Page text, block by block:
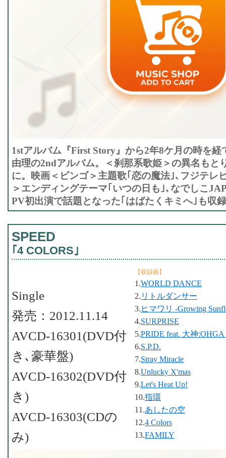
1stアルバム『First Story』から2年8ケ月の時を経
由理の2ndアルバム。＜刹那系歌姫＞の異名もと
に。映画＜ビンゴ＞主題歌｢恋の魔法｣､フジテレ
＞エンディングテーマ｢いつの日も｣､なでしこ
PV初出演で話題となった｢はばたくキミへ｣も収
SPEED
｢4 COLORS｣
【収録曲】
1.WORLD DANCE
2. リトルダンサー
3. ヒマワリ -Growing
4.SURPRISE
5.PRIDE feat. 大神:OHGA
6.S.P.D.
7.Stray Miracle
8.Unlucky X'mas
9.Let's Heat Up!
10.指環
11.あしたの空
12.4 Colors
13.FAMILY
Single
発売：2012.11.14
AVCD-16301(DVD付
き､豪華盤)
AVCD-16302(DVD付
き)
AVCD-16303(CDの
み)